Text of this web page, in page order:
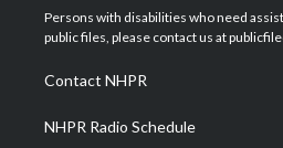
t
e
a
g
a
m
u
b
b
o
Persons with disabilities who need
public files, please contact us at
Contact NHPR
NHPR Radio Schedule